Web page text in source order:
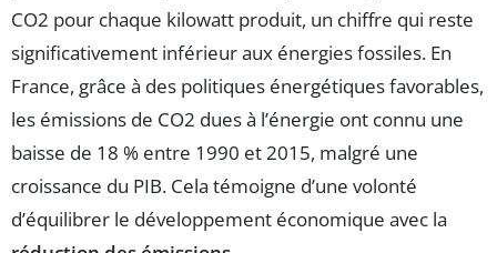
CO2 pour chaque kilowatt produit, un chiffre qui reste
significativement inférieur aux énergies fossiles. En
France, grâce à des politiques énergétiques favorables,
les émissions de CO2 dues à l’énergie ont connu une
baisse de 18 % entre 1990 et 2015, malgré une
croissance du PIB. Cela témoigne d’une volonté
d’équilibrer le développement économique avec la